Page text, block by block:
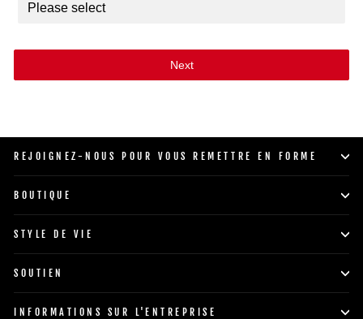
Next
REJOIGNEZ-NOUS POUR VOUS REMETTRE EN FORME
BOUTIQUE
STYLE DE VIE
SOUTIEN
INFORMATIONS SUR L'ENTREPRISE